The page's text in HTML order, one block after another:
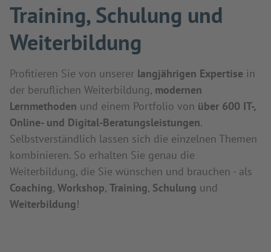
Training, Schulung und
Weiterbildung
Profitieren Sie von unserer langjährigen Expertise in
der beruflichen Weiterbildung, modernen
Lernmethoden und einem Portfolio von über 600 IT-,
Online- und Digital-Beratungsleistungen.
Selbstverständlich lassen sich die einzelnen Themen
kombinieren. So erhalten Sie genau die
Weiterbildung, die Sie wünschen und brauchen - als
Coaching, Workshop, Training, Schulung und
Weiterbildung!